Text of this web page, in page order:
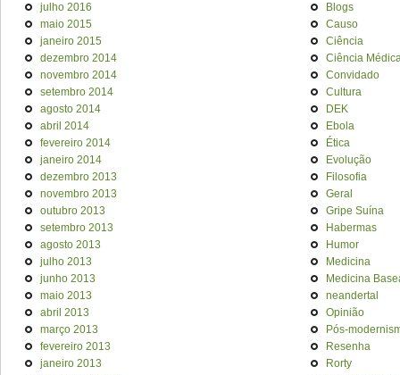
julho 2016
maio 2015
janeiro 2015
dezembro 2014
novembro 2014
setembro 2014
agosto 2014
abril 2014
fevereiro 2014
janeiro 2014
dezembro 2013
novembro 2013
outubro 2013
setembro 2013
agosto 2013
julho 2013
junho 2013
maio 2013
abril 2013
março 2013
fevereiro 2013
janeiro 2013
Blogs
Causo
Ciência
Ciência
Convidado
Cultura
DEK
Ebola
Ética
Evolução
Filosofia
Geral
Gripe Suína
Habermas
Humor
Medicina
Medicina
neandertal
Opinião
Pós-
Resenha
Rorty